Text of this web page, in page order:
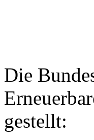
Die
gestellt: